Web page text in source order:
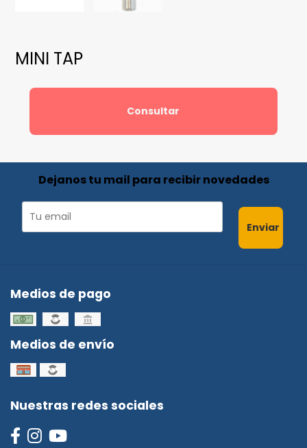
MINI TAP
Consultar
Dejanos tu mail para recibir novedades
Enviar
Medios de pago
Medios de envío
Nuestras redes sociales